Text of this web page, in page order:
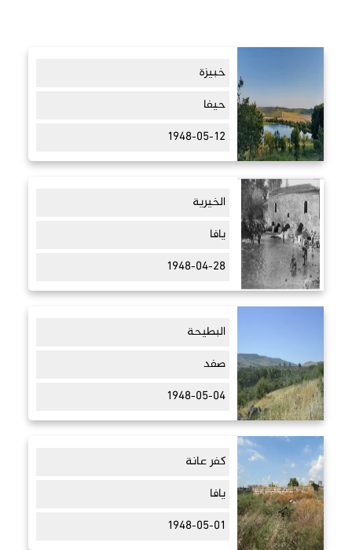
خبيزة
حيفا
1948-05-12
الخيرية
يافا
1948-04-28
البطيحة
صفد
1948-05-04
كفر عانة
يافا
1948-05-01